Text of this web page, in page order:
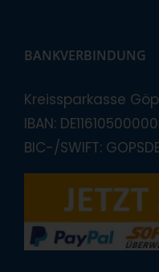
BANKVERBINDUNG
Kreissparkasse
IBAN:
BIC-/SWIFT: